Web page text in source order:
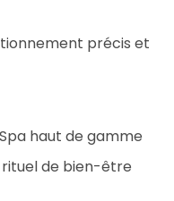
précis et
haut de gamme
de bien-être